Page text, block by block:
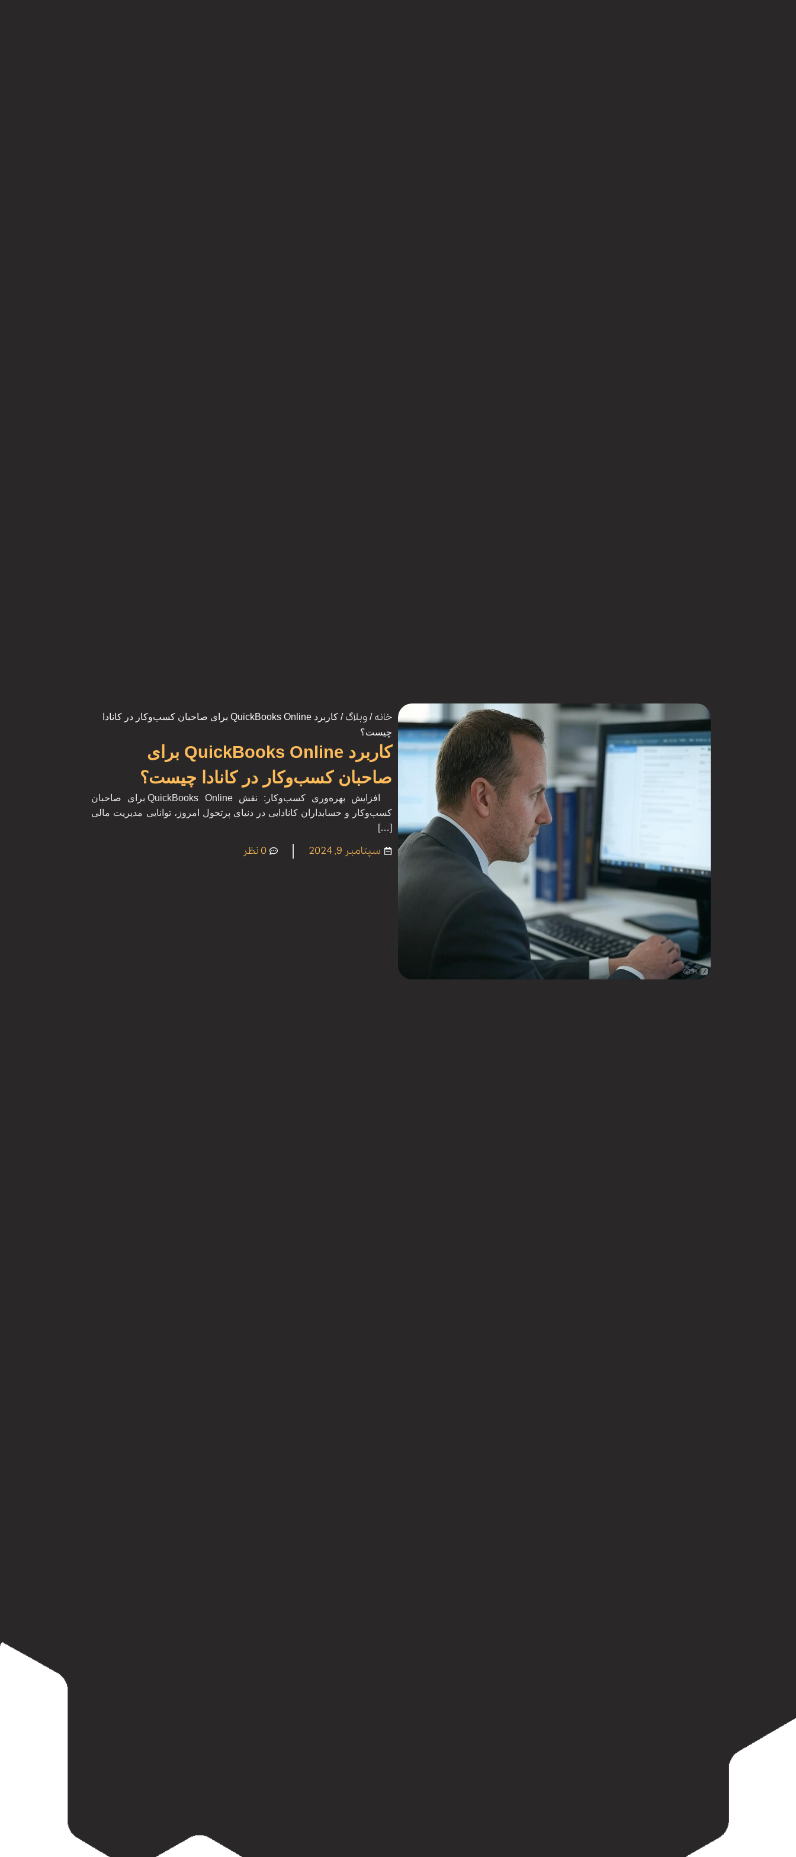
خانه / وبلاگ
/ کاربرد QuickBooks Online برای صاحبان کسب‌وکار در کانادا
چیست؟
کاربرد QuickBooks Online برای
صاحبان کسب‌وکار در کانادا چیست؟
افزایش بهره‌وری کسب‌وکار: نقش QuickBooks Online برای صاحبان
کسب‌وکار و حسابداران کانادایی در دنیای پرتحول امروز، توانایی مدیریت مالی
[…]
سپتامبر 9, 2024 0 نظر